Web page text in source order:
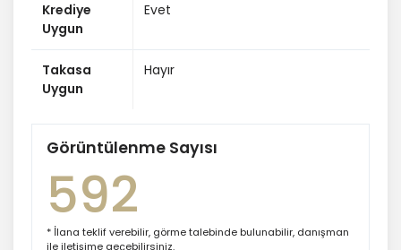
Krediye
Uygun
Evet
Takasa
Uygun
Hayır
Görüntülenme Sayısı
592
* İlana teklif verebilir, görme talebinde bulunabilir, danışman
ile iletişime geçebilirsiniz.